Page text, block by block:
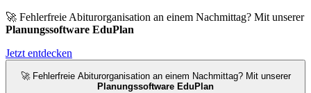
🚀 Fehlerfreie Abiturorganisation an einem Nachmittag? Mit unserer
Planungssoftware EduPlan
Jetzt entdecken
🚀 Fehlerfreie Abiturorganisation an einem Nachmittag? Mit unserer
Planungssoftware EduPlan